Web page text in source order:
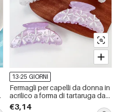
13-25 GIORNI
Fermagli per capelli da donna in
acrilico a forma di tartaruga da
vacanza, serie semplice
€3,14